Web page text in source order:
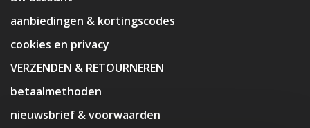
aanbiedingen & kortingscodes
cookies en privacy
VERZENDEN & RETOURNEREN
betaalmethoden
nieuwsbrief & voorwaarden